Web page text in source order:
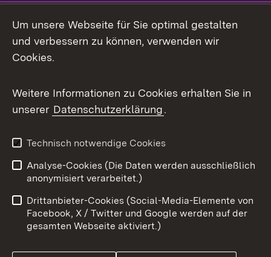
Facebook
X / Twitter
Youtube
Impressum
Kontakt
Barrierefreiheit
Datenschutz
Cookies
Um unsere Webseite für Sie optimal gestalten
und verbessern zu können, verwenden wir
Cookies.
Weitere Informationen zu Cookies erhalten Sie in
unserer Datenschutzerklärung.
Technisch notwendige Cookies
Analyse-Cookies (Die Daten werden ausschließlich
anonymisiert verarbeitet.)
Drittanbieter-Cookies (Social-Media-Elemente von
Facebook, X / Twitter und Google werden auf der
gesamten Webseite aktiviert.)